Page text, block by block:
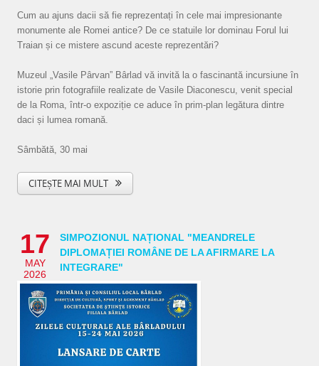
Cum au ajuns dacii să fie reprezentați în cele mai impresionante
monumente ale Romei antice? De ce statuile lor dominau Forul lui
Traian și ce mistere ascund aceste reprezentări?
Muzeul „Vasile Pârvan” Bârlad vă invită la o fascinantă incursiune în
istorie prin fotografiile realizate de Vasile Diaconescu, venit special
de la Roma, într-o expoziție ce aduce în prim-plan legătura dintre
daci și lumea romană.
Sâmbătă, 30 mai
CITEȘTE MAI MULT
17
MAY
2026
SIMPOZIONUL NAȚIONAL "MEANDRELE
DIPLOMAȚIEI ROMÂNE DE LA AFIRMARE LA
INTEGRARE"